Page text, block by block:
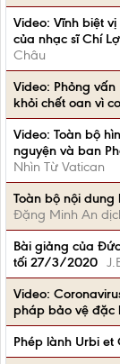
Video: Vĩnh biệt
của nhạc sĩ Chí
Châu
Video: Phỏng vấn
khỏi chết oan vì
Video: Toàn bộ
nguyện và ban
Nhìn Từ Vatican
Toàn bộ nội
Đặng Minh An
Bài giảng của
tối 27/3/2020
Video:
pháp bảo vệ đặc
Phép lành Urbi et